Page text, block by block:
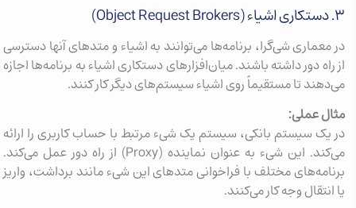
۳. دستکاری اشیاء (Object Request Brokers)
در معماری شی‌گرا، برنامه‌ها می‌توانند به اشیاء و متدهای آنها دسترسی
از راه دور داشته باشند. میان‌افزارهای دستکاری اشیاء به برنامه‌ها اجازه
می‌دهند تا مستقیماً روی اشیاء سیستم‌های دیگر کار کنند.
مثال عملی:
در یک سیستم بانکی، سیستم یک شیء مرتبط با حساب کاربری را ارائه
می‌کند. این شیء به عنوان نماینده (Proxy) از راه دور عمل می‌کند.
برنامه‌های مختلف با فراخوانی متدهای این شیء مانند برداشت، واریز
یا انتقال وجه کار می‌کنند.